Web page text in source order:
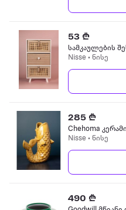
53 ₾
სამკაულების
Nisse • ნისე
285 ₾
Chehoma
Nisse • ნისე
490 ₾